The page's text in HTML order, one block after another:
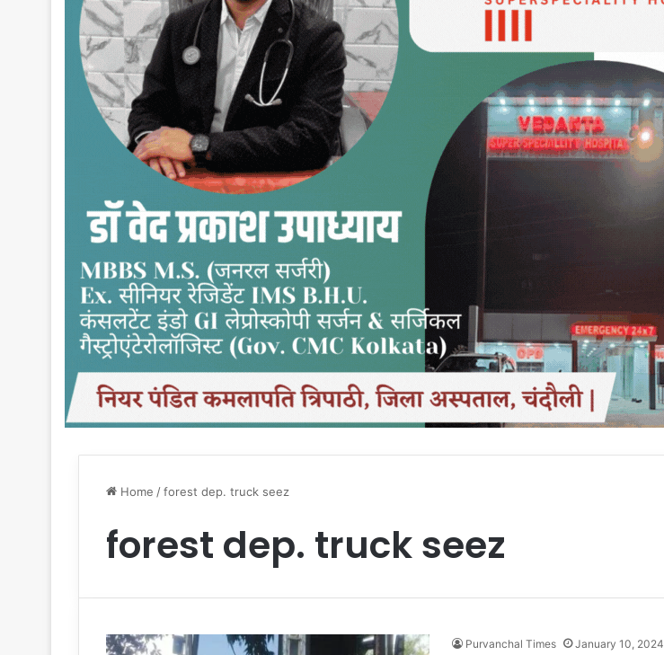
Home /forest dep. truck seez
forest dep. truck seez
Purvanchal Times January 10, 2024